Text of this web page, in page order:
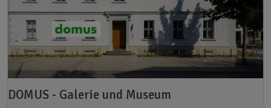
DOMUS - Galerie und Museum